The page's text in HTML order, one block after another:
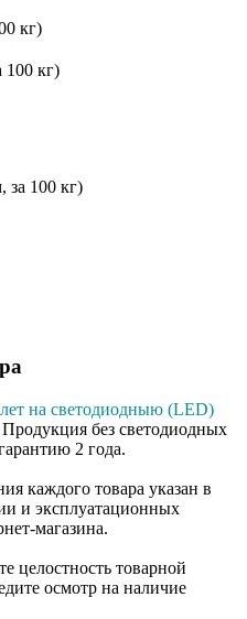
кг)
100 кг)
100 кг)
на светодиодныю (LED)
Продукция без светодиодных
2 года.
каждого товара указан в
и эксплуатационных
магазина.
целостность товарной
осмотр на наличие